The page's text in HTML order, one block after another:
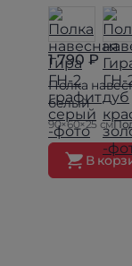
1 790 ₽
Полка
белый
90×60×25 см
В